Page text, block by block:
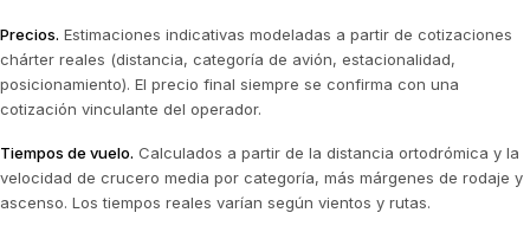
Precios. Estimaciones indicativas modeladas a partir de cotizaciones
chárter reales (distancia, categoría de avión, estacionalidad,
posicionamiento). El precio final siempre se confirma con una
cotización vinculante del operador.
Tiempos de vuelo. Calculados a partir de la distancia ortodrómica y la
velocidad de crucero media por categoría, más márgenes de rodaje y
ascenso. Los tiempos reales varían según vientos y rutas.